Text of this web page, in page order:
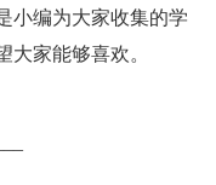
小编为大家收集的学
家能够喜欢。